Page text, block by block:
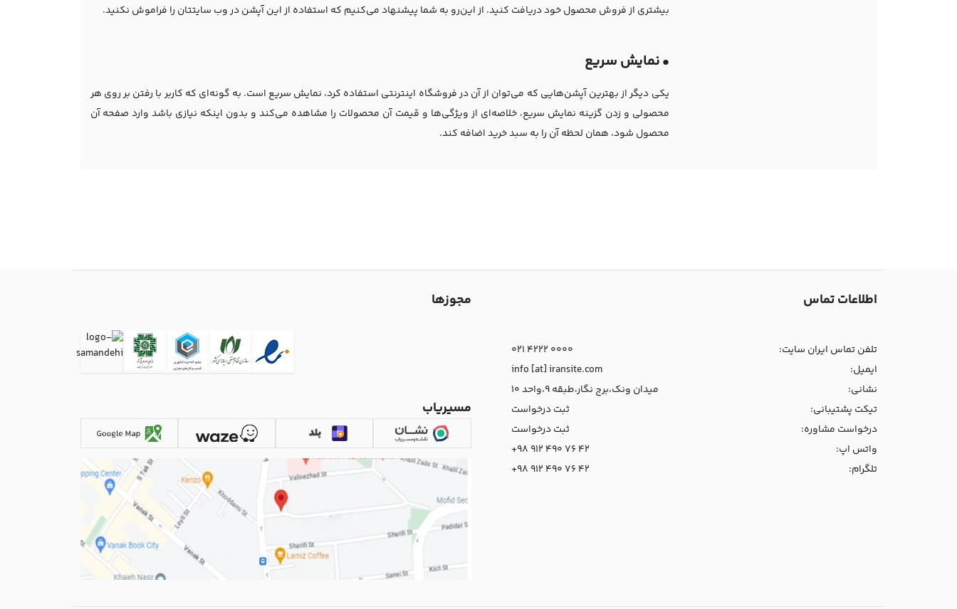
بیشتری از فروش محصول خود دریافت کنید. از این‌رو به شما پیشنهاد می‌کنیم که استفاده از این آپشن در وب سایتتان را فراموش نکنید.
•نمایش سریع
یکی دیگر از بهترین آپشن‌هایی که می‌توان از آن در فروشگاه اینترنتی استفاده کرد، نمایش سریع است. به گونه‌ای که کاربر با رفتن بر روی هر
محصولی و زدن گزینه نمایش سریع، خلاصه‌ای از ویژگی‌ها و قیمت آن محصولات را مشاهده می‌کند و بدون اینکه نیازی باشد وارد صفحه آن
محصول شود، همان لحظه آن را به سبد خرید اضافه کند.
اطلاعات تماس
تلفن تماس ایران سایت:
021 4222 0000
ایمیل:
info [at] iransite.com
نشانی:
میدان ونک،برج نگار،طبقه 9،واحد 10
تیکت پشتیبانی:
ثبت درخواست
درخواست مشاوره:
ثبت درخواست
واتس اپ:
+98 912 490 76 42
تلگرام:
+98 912 490 76 42
مجوزها
مسیریاب